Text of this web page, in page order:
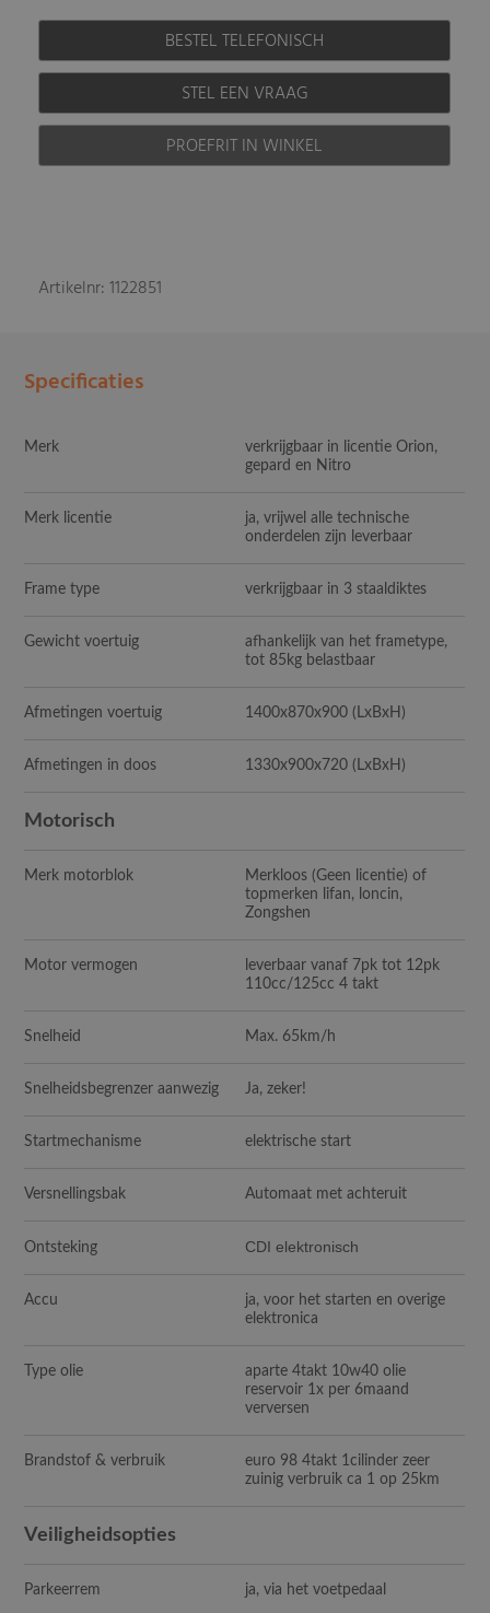
BESTEL TELEFONISCH
STEL EEN VRAAG
PROEFRIT IN WINKEL
Artikelnr: 1122851
Specificaties
Merk
verkrijgbaar in licentie Orion,
gepard en Nitro
Merk licentie
ja, vrijwel alle technische
onderdelen zijn leverbaar
Frame type verkrijgbaar in 3 staaldiktes
Gewicht voertuig
afhankelijk van het frametype,
tot 85kg belastbaar
Afmetingen voertuig 1400x870x900 (LxBxH)
Afmetingen in doos 1330x900x720 (LxBxH)
Motorisch
Merk motorblok
Merkloos (Geen licentie) of
topmerken lifan, loncin,
Zongshen
Motor vermogen
leverbaar vanaf 7pk tot 12pk
110cc/125cc 4 takt
Snelheid Max. 65km/h
Snelheidsbegrenzer aanwezig Ja, zeker!
Startmechanisme elektrische start
Versnellingsbak Automaat met achteruit
Ontsteking CDI elektronisch
Accu
ja, voor het starten en overige
elektronica
Type olie
aparte 4takt 10w40 olie
reservoir 1x per 6maand
verversen
Brandstof & verbruik
euro 98 4takt 1cilinder zeer
zuinig verbruik ca 1 op 25km
Veiligheidsopties
Parkeerrem ja, via het voetpedaal